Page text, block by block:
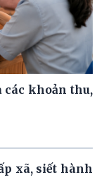
các khoản thu,
xã, siết hành